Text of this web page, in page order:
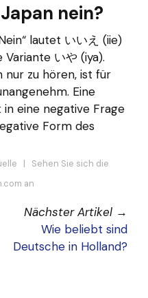
nein?
lautet いいえ (iie)
いや (iya).
nur zu hören, ist für
Eine
eine negative Frage
Form des
| Sehen Sie sich die
an
Nächster Artikel →
Wie beliebt sind
Deutsche in Holland?